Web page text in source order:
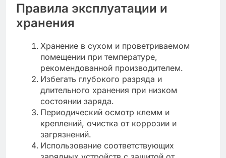
Правила эксплуатации и
хранения
Хранение в сухом и проветриваемом
помещении при температуре,
рекомендованной производителем.
Избегать глубокого разряда и
длительного хранения при низком
состоянии заряда.
Периодический осмотр клемм и
креплений, очистка от коррозии и
загрязнений.
Использование соответствующих